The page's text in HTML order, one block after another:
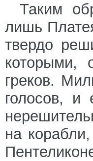
Таким
лишь
твердо
которыми,
греков.
голосов, и
на